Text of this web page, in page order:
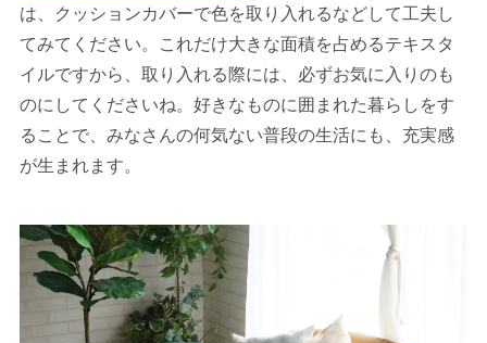
は、クッションカバーで色を取り入れるなどして工夫し
てみてください。これだけ大きな面積を占めるテキスタ
イルですから、取り入れる際には、必ずお気に入りのも
のにしてくださいね。好きなものに囲まれた暮らしをす
ることで、みなさんの何気ない普段の生活にも、充実感
が生まれます。